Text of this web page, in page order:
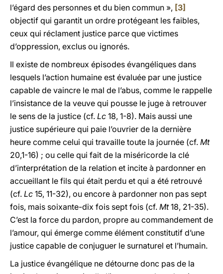
l’égard des personnes et du bien commun », [3]
objectif qui garantit un ordre protégeant les faibles,
ceux qui réclament justice parce que victimes
d’oppression, exclus ou ignorés.
Il existe de nombreux épisodes évangéliques dans
lesquels l’action humaine est évaluée par une justice
capable de vaincre le mal de l’abus, comme le rappelle
l’insistance de la veuve qui pousse le juge à retrouver
le sens de la justice (cf. Lc 18, 1-8). Mais aussi une
justice supérieure qui paie l’ouvrier de la dernière
heure comme celui qui travaille toute la journée (cf. Mt
20,1-16) ; ou celle qui fait de la miséricorde la clé
d’interprétation de la relation et incite à pardonner en
accueillant le fils qui était perdu et qui a été retrouvé
(cf. Lc 15, 11-32), ou encore à pardonner non pas sept
fois, mais soixante-dix fois sept fois (cf. Mt18, 21-35).
C’est la force du pardon, propre au commandement de
l’amour, qui émerge comme élément constitutif d’une
justice capable de conjuguer le surnaturel et l’humain.
La justice évangélique ne détourne donc pas de la